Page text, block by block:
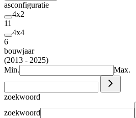
asconfiguratie
4x2
11
4x4
6
bouwjaar
(2013 - 2025)
Min.
Max.
zoekwoord
zoekwoord